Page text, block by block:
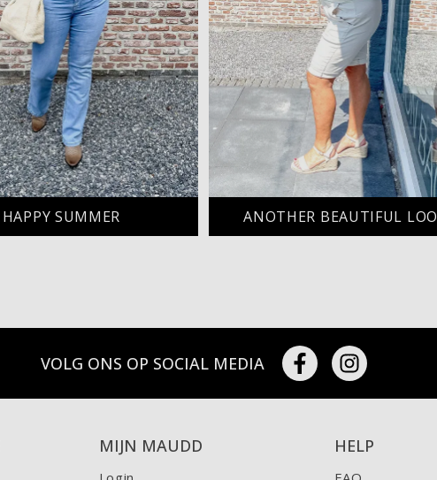
HAPPY SUMMER ANOTHER BEAUTIFUL
VOLG ONS OP SOCIAL MEDIA
MIJN MAUDD HELP